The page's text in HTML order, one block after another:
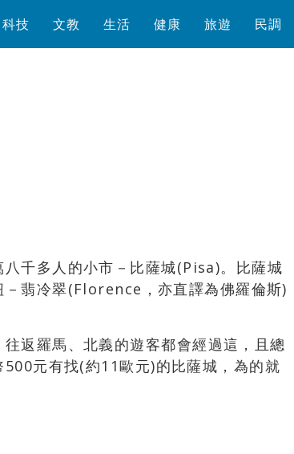
科技 文教 生活 健康 旅遊 民調
千多人的小市－比薩城(Pisa)。比薩城
－翡冷翠(Florence，亦直譯為佛羅倫斯)
返羅馬、北義的遊客都會經過這，且總
元有找(約11歐元)的比薩城，為的就